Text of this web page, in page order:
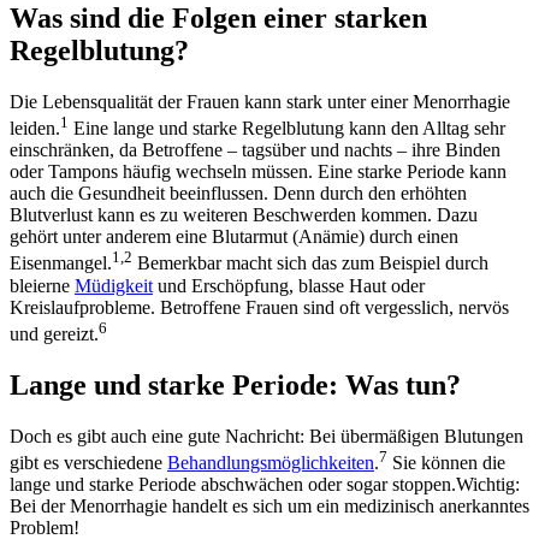
Was sind die Folgen einer starken
Regelblutung?
Die Lebensqualität der Frauen kann stark unter einer Menorrhagie
leiden.1 Eine lange und starke Regelblutung kann den Alltag sehr
einschränken, da Betroffene – tagsüber und nachts – ihre Binden
oder Tampons häufig wechseln müssen. Eine starke Periode kann
auch die Gesundheit beeinflussen. Denn durch den erhöhten
Blutverlust kann es zu weiteren Beschwerden kommen. Dazu
gehört unter anderem eine Blutarmut (Anämie) durch einen
Eisenmangel.1,2 Bemerkbar macht sich das zum Beispiel durch
bleierne Müdigkeit und Erschöpfung, blasse Haut oder
Kreislaufprobleme. Betroffene Frauen sind oft vergesslich, nervös
und gereizt.6
Lange und starke Periode: Was tun?
Doch es gibt auch eine gute Nachricht: Bei übermäßigen Blutungen
gibt es verschiedene Behandlungsmöglichkeiten.7 Sie können die
lange und starke Periode abschwächen oder sogar stoppen.Wichtig:
Bei der Menorrhagie handelt es sich um ein medizinisch anerkanntes
Problem!